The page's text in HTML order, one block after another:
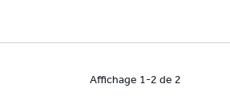
Affichage 1-2 de 2